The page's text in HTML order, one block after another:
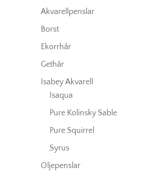
Akvarellpenslar
Borst
Ekorrhår
Gethår
Isabey Akvarell
Isaqua
Pure Kolinsky Sable
Pure Squirrel
Syrus
Oljepenslar